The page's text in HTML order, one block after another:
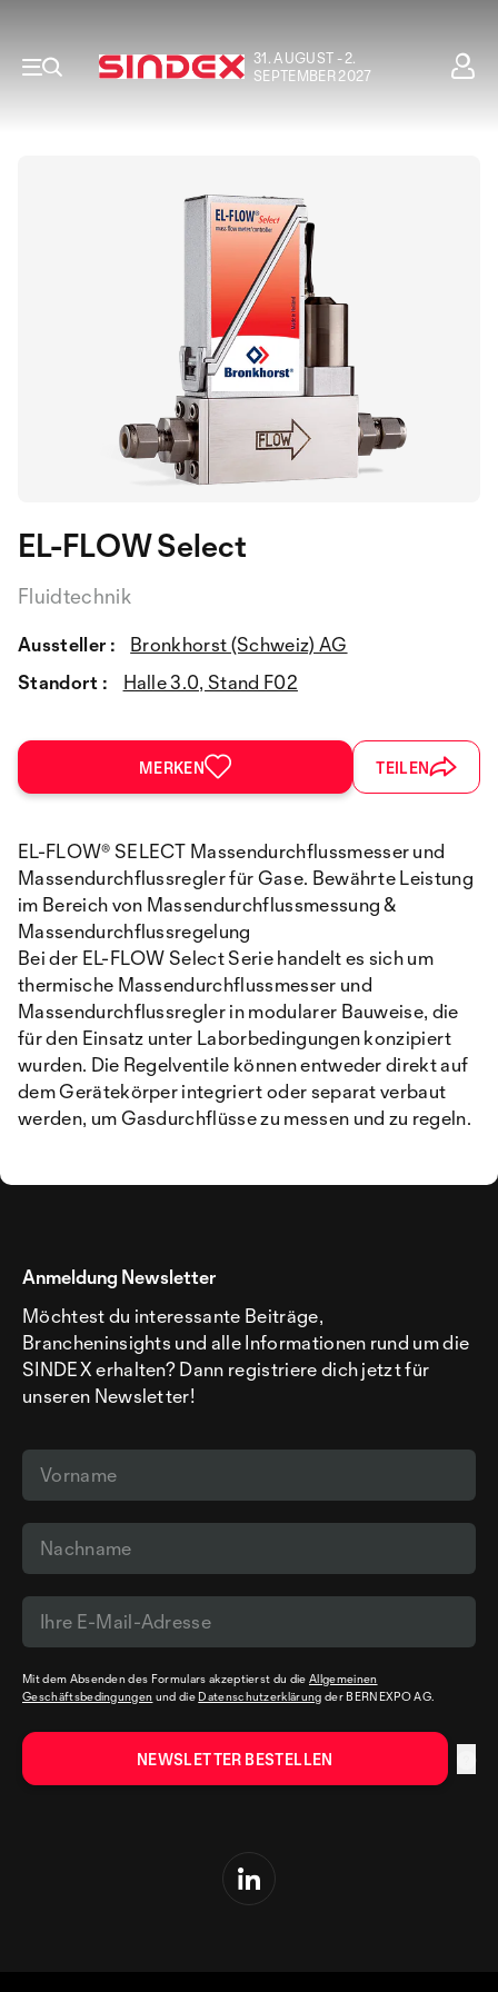
31. AUGUST - 2.
SEPTEMBER 2027
EL-FLOW Select
Fluidtechnik
Aussteller :
Bronkhorst (Schweiz) AG
Standort :
Halle 3.0, Stand F02
MERKEN TEILEN
EL-FLOW® SELECT Massendurchflussmesser und
Massendurchflussregler für Gase. Bewährte Leistung
im Bereich von Massendurchflussmessung &
Massendurchflussregelung
Bei der EL-FLOW Select Serie handelt es sich um
thermische Massendurchflussmesser und
Massendurchflussregler in modularer Bauweise, die
für den Einsatz unter Laborbedingungen konzipiert
wurden. Die Regelventile können entweder direkt auf
dem Gerätekörper integriert oder separat verbaut
werden, um Gasdurchflüsse zu messen und zu regeln.
Anmeldung Newsletter
Möchtest du interessante Beiträge,
Brancheninsights und alle Informationen rund um die
SINDEX erhalten? Dann registriere dich jetzt für
unseren Newsletter!
Mit dem Absenden des Formulars akzeptierst du dieAllgemeinen
Geschäftsbedingungen und die Datenschutzerklärung der BERNEXPO AG.